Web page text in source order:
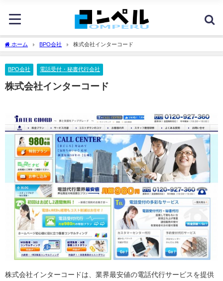
ホーム BPO会社 株式会社インターコード
BPO会社 電話受付・秘書代行会社
株式会社インターコード
株式会社インターコードは、業界最安値の電話代行サービスを提供